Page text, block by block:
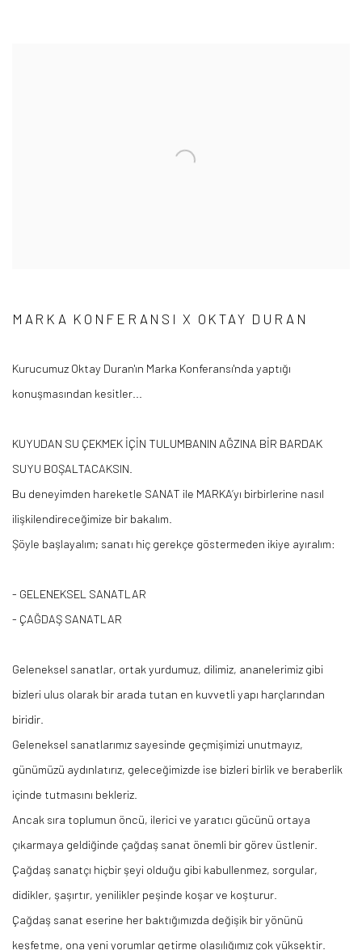
MARKA KONFERANSI X OKTAY DURAN
Kurucumuz Oktay Duran'ın Marka Konferansı'nda yaptığı
konuşmasından kesitler...
KUYUDAN SU ÇEKMEK İÇİN TULUMBANIN AĞZINA BİR BARDAK
SUYU BOŞALTACAKSIN.
Bu deneyimden hareketle SANAT ile MARKA’yı birbirlerine nasıl
ilişkilendireceğimize bir bakalım.
Şöyle başlayalım; sanatı hiç gerekçe göstermeden ikiye ayıralım:
- GELENEKSEL SANATLAR
- ÇAĞDAŞ SANATLAR
Geleneksel sanatlar, ortak yurdumuz, dilimiz, ananelerimiz gibi
bizleri ulus olarak bir arada tutan en kuvvetli yapı harçlarından
biridir.
Geleneksel sanatlarımız sayesinde geçmişimizi unutmayız,
günümüzü aydınlatırız, geleceğimizde ise bizleri birlik ve beraberlik
içinde tutmasını bekleriz.
Ancak sıra toplumun öncü, ilerici ve yaratıcı gücünü ortaya
çıkarmaya geldiğinde çağdaş sanat önemli bir görev üstlenir.
Çağdaş sanatçı hiçbir şeyi olduğu gibi kabullenmez, sorgular,
didikler, şaşırtır, yenilikler peşinde koşar ve koşturur.
Çağdaş sanat eserine her baktığımızda değişik bir yönünü
keşfetme, ona yeni yorumlar getirme olasılığımız çok yüksektir.